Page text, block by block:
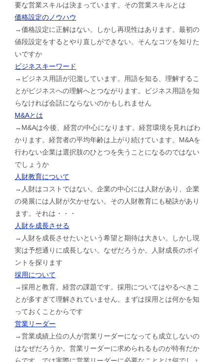
要な営業スキルは決まっています。その営業スキルとは
価格設定のノウハウ
→価格設定に正解はない。しかし再現性はあります。最初の
値段設定をするとやり直しができない。そんなコツを知りた
いですか
ビジネスキーワード
→ビジネス用語が氾濫しています。用語を知る、理解するこ
とがビジネスへの理解へとつながります。ビジネス用語を知
らなければ会話にならないのかもしれません
M&Aとは
→M&Aは今後、経営の中心になります。経営環境を見ればわ
かります。経営者の平均年齢は上がり続けています。M&Aを
行わない企業は選択肢のひとつを失うことになるのではない
でしょうか
人財教育について
→人財はコストではない。企業の中心には人財があり、企業
の発展には人財が欠かせない。その人財教育にも秘訣があり
ます。それは・・・
人財を成長させる
→人財を成長させたいという希望と期待は大きい。しかし現
実は予想通りに成長しない。なぜだろうか。人財成長のポイ
ントを探ります
採用について
→採用と教育。経営の課題です。採用についてはやるべきこ
とが多すぎて理解されていません。まずは採用とは何かを知
っておくことからです
営業リーダー
→営業成績上位の人が営業リーダーになっても成立しないの
はなぜだろうか。営業リーダーに求められるものが特有だか
らです。では実際に営業リーダーに必要なこととは何でしょ